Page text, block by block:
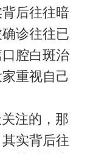
后往往暗
诊往往已
腔白斑治
重视自己
注的，那
实背后往